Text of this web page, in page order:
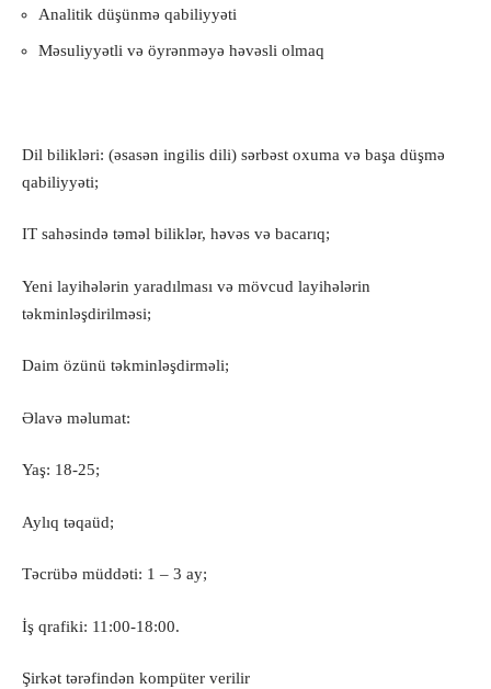
Analitik düşünmə qabiliyyəti
Məsuliyyətli və öyrənməyə həvəsli olmaq
Dil bilikləri: (əsasən ingilis dili) sərbəst oxuma və başa düşmə
qabiliyyəti;
IT sahəsində təməl biliklər, həvəs və bacarıq;
Yeni layihələrin yaradılması və mövcud layihələrin
təkminləşdirilməsi;
Daim özünü təkminləşdirməli;
Əlavə məlumat:
Yaş: 18-25;
Aylıq təqaüd;
Təcrübə müddəti: 1 – 3 ay;
İş qrafiki: 11:00-18:00.
Şirkət tərəfindən kompüter verilir